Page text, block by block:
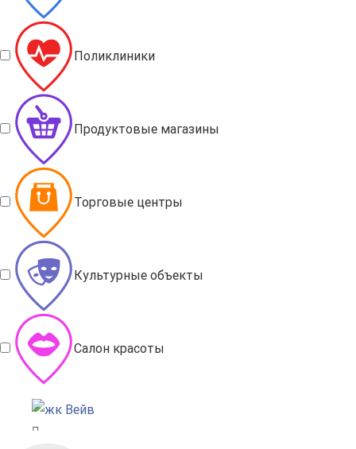
Поликлиники
Продуктовые магазины
Торговые центры
Культурные объекты
Салон красоты